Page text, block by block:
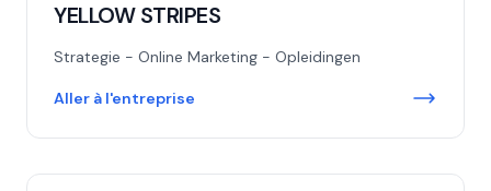
YELLOW STRIPES
Strategie - Online Marketing - Opleidingen
Aller à l'entreprise